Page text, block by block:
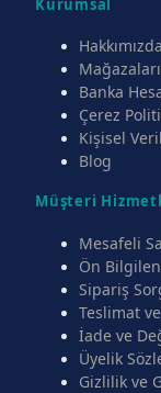
Kurumsal
Hakkımızda
Banka
Çerez
Kişisel
Blog
Müşteri
Mesafeli
Ön
Sipariş
Teslimat
İade ve
Üyelik
Gizlilik ve